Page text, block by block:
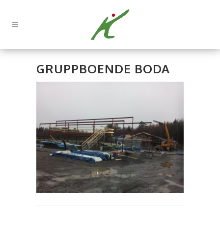
GRUPPBOENDE BODA